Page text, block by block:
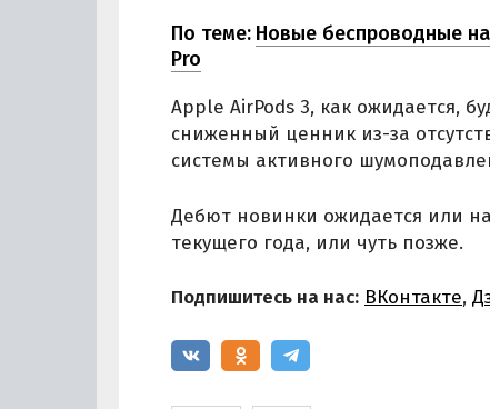
По теме: Новые беспроводные
Pro
Apple AirPods 3, как ожидается,
сниженный ценник из-за
системы активного
Дебют новинки ожидается или
текущего года, или чуть позже.
Подпишитесь на нас: ВКонтакте,